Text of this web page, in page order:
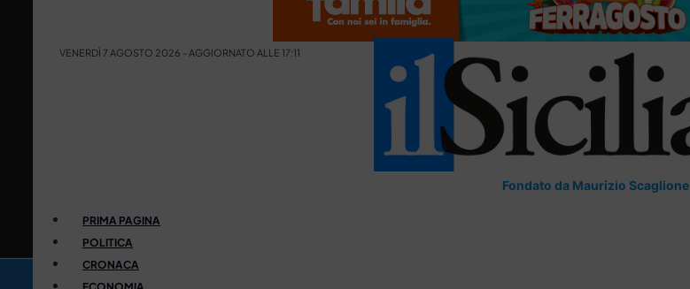
VENERDÌ 7 AGOSTO 2026 - AGGIORNATO ALLE 17:11
Fondato da Maurizio Scaglione
PRIMA PAGINA
POLITICA
CRONACA